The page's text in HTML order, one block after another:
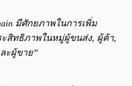
มีศักยภาพในการเพิ่ม
ะสิทธิภาพในหมู่ผู้ขนส่ง, ผู้ค้า,
ะผู้ขาย”